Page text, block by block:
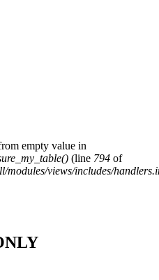
empty value in
(line 794 of
modules/views/includes/